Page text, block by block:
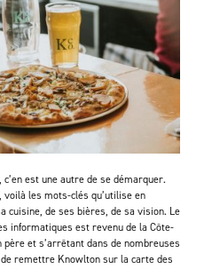
est une autre de se démarquer.
, voilà les mots-clés qu’utilise en
cuisine, de ses bières, de sa vision. Le
informatiques est revenu de la Côte-
et s’arrêtant dans de nombreuses
remettre Knowlton sur la carte des